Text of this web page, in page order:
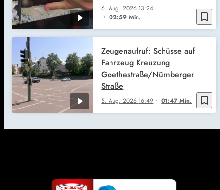
bookmark_border
6. Aug. 2026 13:24
02:59 Min.
bookmark_border
5. Aug. 2026 16:49 01:47 Min.
Zeugenaufruf: Schüsse auf
Fahrzeug Kreuzung
Goethestraße/Nürnberger
Straße